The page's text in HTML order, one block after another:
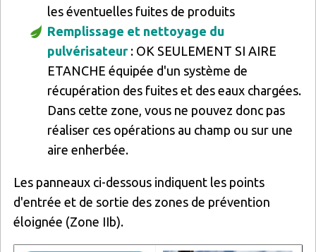
les éventuelles fuites de produits
Remplissage et nettoyage du
pulvérisateur: OK SEULEMENT SI AIRE
ETANCHE équipée d'un système de
récupération des fuites et des eaux chargées.
Dans cette zone, vous ne pouvez donc pas
réaliser ces opérations au champ ou sur une
aire enherbée.
Les panneaux ci-dessous indiquent les points
d'entrée et de sortie des zones de prévention
éloignée (Zone IIb).